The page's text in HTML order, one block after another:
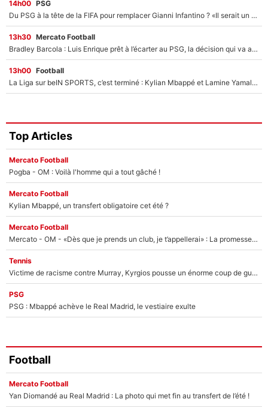
14h00 PSG
Du PSG à la tête de la FIFA pour remplacer Gianni Infantino ? «Il serait un mauvais président», le patron de la Liga s'attaque à Nasser Al-Khelaïfi !
13h30 Mercato Football
Bradley Barcola : Luis Enrique prêt à l’écarter au PSG, la décision qui va accélérer son transfert à Liverpool ?
13h00 Football
La Liga sur beIN SPORTS, c’est terminé : Kylian Mbappé et Lamine Yamal changent de chaîne, «le moment était venu d'ouvrir un nouveau chapitre»
Top Articles
Mercato Football
Pogba - OM : Voilà l'homme qui a tout gâché !
Mercato Football
Kylian Mbappé, un transfert obligatoire cet été ?
Mercato Football
Mercato - OM - «Dès que je prends un club, je t’appellerai» : La promesse de Marcelino au moment de claquer la porte
Tennis
Victime de racisme contre Murray, Kyrgios pousse un énorme coup de gueule !
PSG
PSG : Mbappé achève le Real Madrid, le vestiaire exulte
Football
Mercato Football
Yan Diomandé au Real Madrid : La photo qui met fin au transfert de l’été !